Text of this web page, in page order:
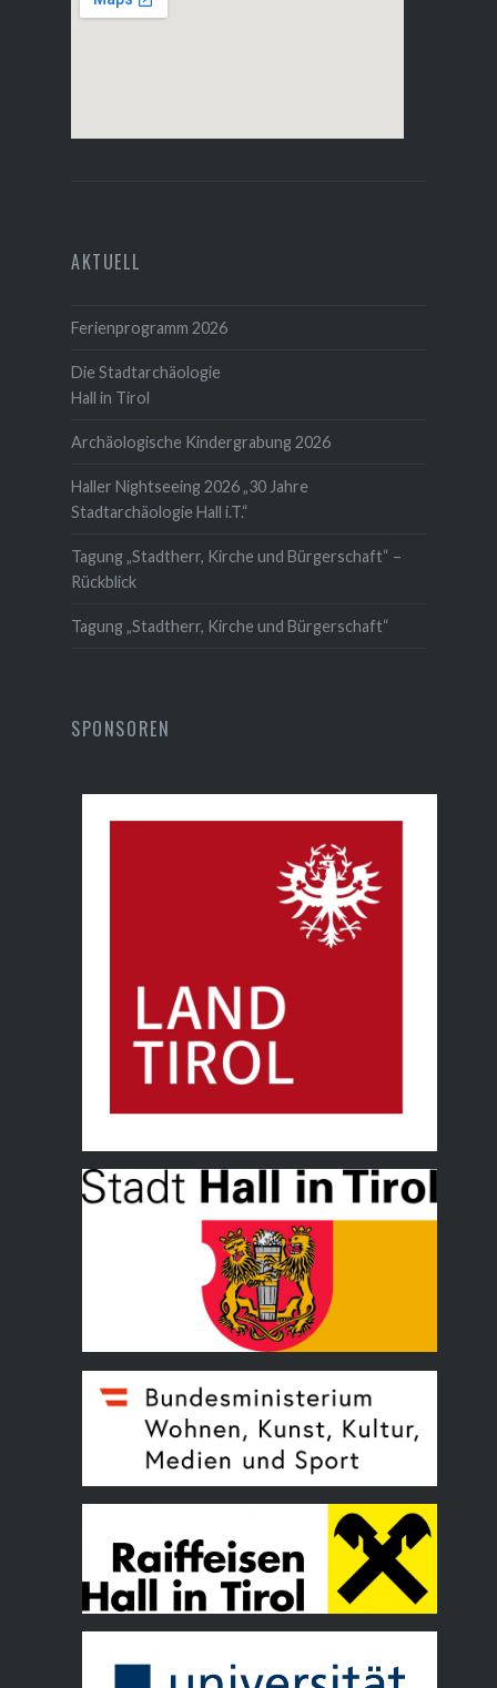
AKTUELL
Ferienprogramm 2026
Die Stadtarchäologie
Hall in Tirol
Archäologische Kindergrabung 2026
Haller Nightseeing 2026 „30 Jahre
Stadtarchäologie Hall i.T.“
Tagung „Stadtherr, Kirche und Bürgerschaft“ –
Rückblick
Tagung „Stadtherr, Kirche und Bürgerschaft“
SPONSOREN
Land Tirol